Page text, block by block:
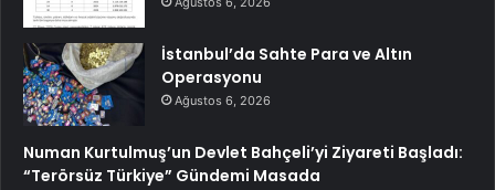
İstanbul’da Sahte Para ve Altın
Operasyonu
Ağustos 6, 2026
Numan Kurtulmuş’un Devlet Bahçeli’yi Ziyareti Başladı:
“Terörsüz Türkiye” Gündemi Masada